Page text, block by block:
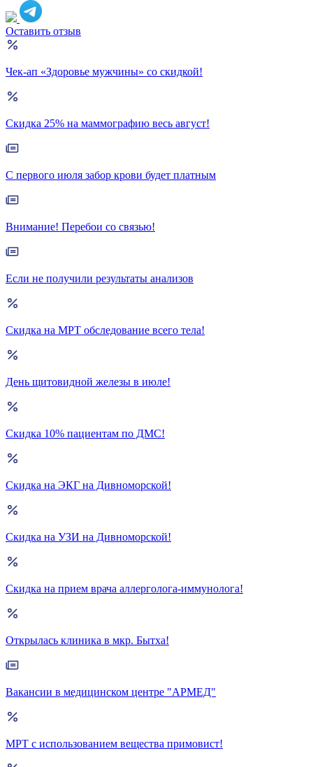
Оставить отзыв
Чек-ап «Здоровье мужчины» со скидкой!
Скидка 25% на маммографию весь август!
С первого июля забор крови будет платным
Внимание! Перебои со связью!
Если не получили результаты анализов
Скидка на МРТ обследование всего тела!
День щитовидной железы в июле!
Скидка 10% пациентам по ДМС!
Скидка на ЭКГ на Дивноморской!
Скидка на УЗИ на Дивноморской!
Скидка на прием врача аллерголога-иммунолога!
Открылась клиника в мкр. Бытха!
Вакансии в медицинском центре "АРМЕД"
МРТ с использованием вещества примовист!